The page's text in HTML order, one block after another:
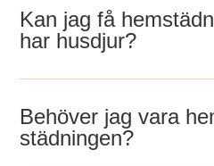
Kan jag få
har husdjur?
Behöver jag vara
städningen?